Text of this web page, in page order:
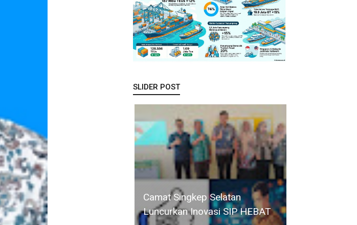
SLIDER POST
Camat Singkep Selatan
Luncurkan Inovasi SIP HEBAT
Gelar
Operasi
Cukai
Selama 4
Hari, Bea
Cukai Batam
Teknisi
Perumda
Tirta Mulia
Karimun
Perbaiki
Pipa yang